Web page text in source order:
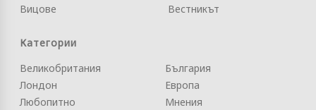
Вицове
Вестникът
Категории
Великобритания
Лондон
Любопитно
България
Европа
Мнения